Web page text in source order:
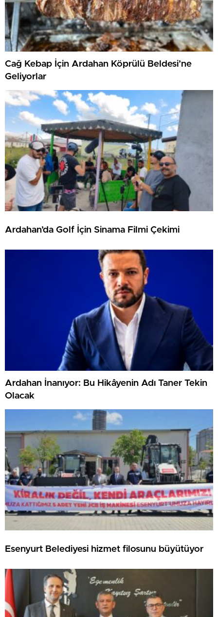
Cağ Kebap İçin Ardahan Köprülü Beldesi’ne
Geliyorlar
Ardahan’da Golf İçin Sinama Filmi Çekimi
Ardahan İnanıyor: Bu Hikâyenin Adı Taner Tekin
Olacak
Esenyurt Belediyesi hizmet filosunu büyütüyor